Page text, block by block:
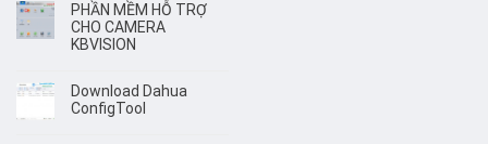
PHẦN MỀM HỖ TRỢ
CHO CAMERA
KBVISION
Download Dahua
ConfigTool